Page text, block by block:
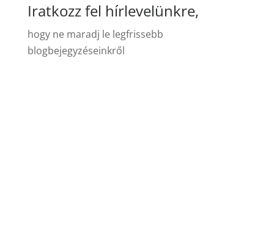
Iratkozz fel hírlevelünkre,
hogy ne maradj le legfrissebb
blogbejegyzéseinkről